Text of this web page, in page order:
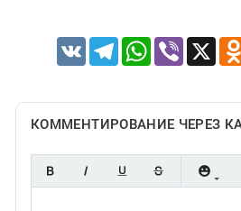
VK TelegramWhatsApp
Viber X
КОММЕНТИРОВАНИЕ ЧЕРЕЗ